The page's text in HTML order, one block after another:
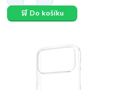
🛒 Do košíku